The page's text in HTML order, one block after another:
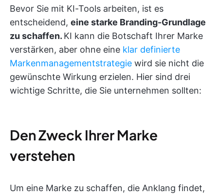
Bevor Sie mit KI-Tools arbeiten, ist es
entscheidend, eine starke Branding-Grundlage
zu schaffen. KI kann die Botschaft Ihrer Marke
verstärken, aber ohne eine klar definierte
Markenmanagementstrategie wird sie nicht die
gewünschte Wirkung erzielen. Hier sind drei
wichtige Schritte, die Sie unternehmen sollten:
Den Zweck Ihrer Marke
verstehen
Um eine Marke zu schaffen, die Anklang findet,